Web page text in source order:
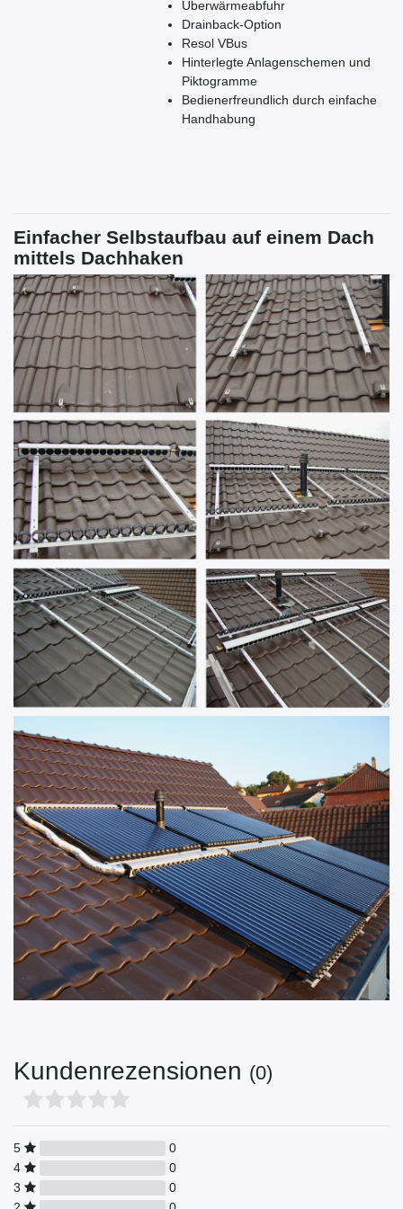
Überwärmeabfuhr
Drainback-Option
Resol VBus
Hinterlegte Anlagenschemen und
Piktogramme
Bedienerfreundlich durch einfache
Handhabung
Einfacher Selbstaufbau auf einem Dach
mittels Dachhaken
Kundenrezensionen (0)
5
0
4
0
3
0